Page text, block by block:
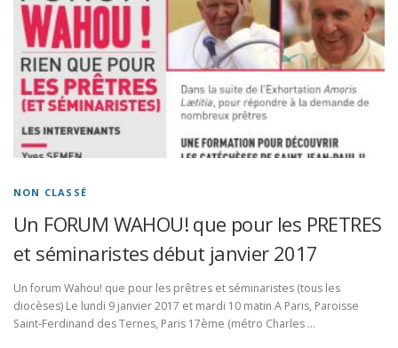
NON CLASSÉ
Un FORUM WAHOU! que pour les PRETRES
et séminaristes début janvier 2017
Un forum Wahou! que pour les prêtres et séminaristes (tous les
diocèses) Le lundi 9 janvier 2017 et mardi 10 matin A Paris, Paroisse
Saint-Ferdinand des Ternes, Paris 17ème (métro Charles …